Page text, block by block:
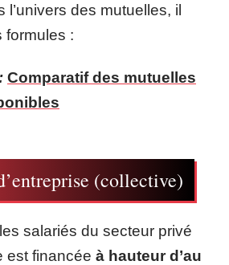
l’univers des mutuelles, il
formules :
Comparatif des mutuelles
(collective)
salariés du secteur privé
est financée à hauteur d’au